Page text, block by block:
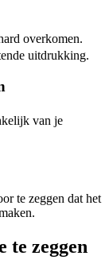
overkomen.
uitdrukking.
van je
te zeggen dat het
te zeggen